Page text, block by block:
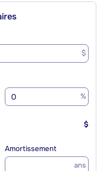
$
%
$
Amortissement
ans